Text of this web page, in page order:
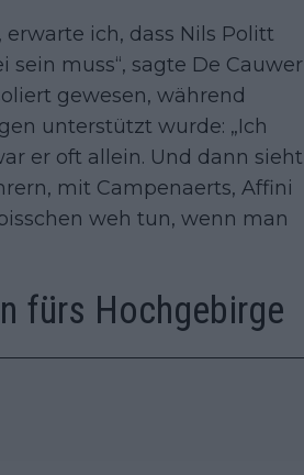
ich, dass Nils Politt
muss“, sagte De Cauwer
gewesen, während
unterstützt wurde: „Ich
er oft allein. Und dann sieht
mit Campenaerts, Affini
weh tun, wenn man
fürs Hochgebirge